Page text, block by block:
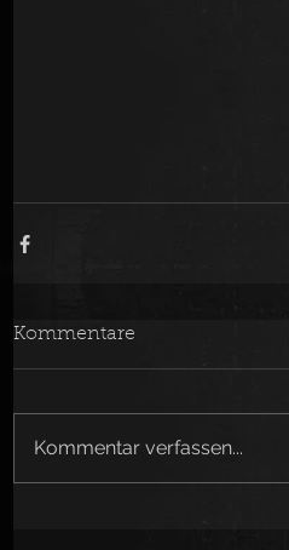
Kommentare
Kommentar verfassen...